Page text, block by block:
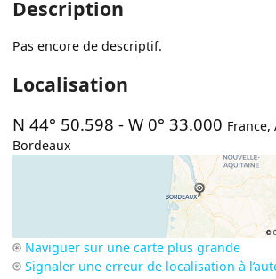
Description
Pas encore de descriptif.
Localisation
N 44° 50.598 -W 0° 33.000 France,
Bordeaux
Naviguer sur une carte plus grande
Signaler une erreur de localisation à